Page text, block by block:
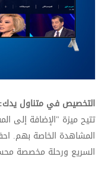
التخصيص في متناول يدك:
تتيح ميزة "الإضافة إلى
المشاهدة الخاصة بهم.
السريع ورحلة مخصصة